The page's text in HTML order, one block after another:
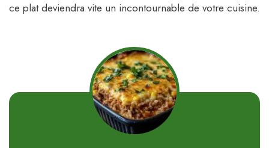
ce plat deviendra vite un incontournable de votre cuisine.